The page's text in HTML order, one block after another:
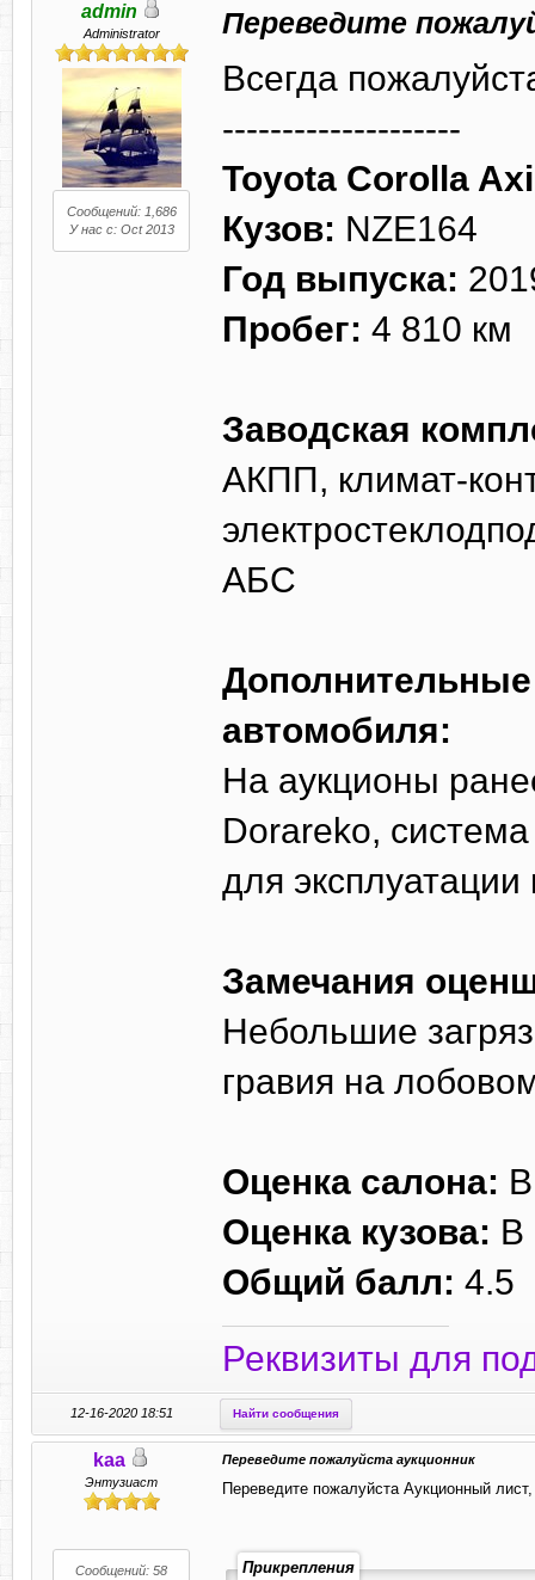
admin
Administrator
Сообщений: 1,686
У нас с: Oct 2013
Переведите
Всегда
--------------------
Toyota Corolla
Кузов: NZE164
Год выпуска:
Пробег: 4 810 км
Заводская
АКПП, климат-
AБС
автомобиля:
На аукционы
Dorareko,
для
Замечания
Небольшие
гравия на
Оценка салона: В
Оценка кузова: В
Общий балл: 4.5
Реквизиты для
12-16-2020 18:51 Найти сообщения
kaa
Энтузиаст
Сообщений: 58
Переведите пожалуйста аукционник
Переведите пожалуйста Аукционный
Прикрепления